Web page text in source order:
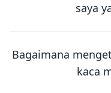
saya
Bagaimana
kaca